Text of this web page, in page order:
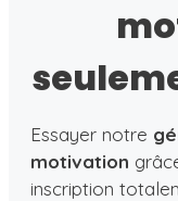
Essayer notre
motivation
inscription